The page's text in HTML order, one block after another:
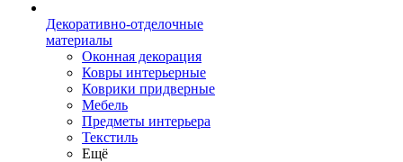
Декоративно-отделочные
материалы
Оконная декорация
Ковры интерьерные
Коврики придверные
Мебель
Предметы интерьера
Текстиль
Ещё